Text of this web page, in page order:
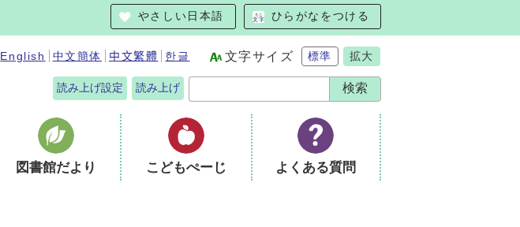
やさしい日本語 ひらがなをつける
English 中文簡体 中文繁體 한글 文字サイズ 標準 拡大
読み上げ
読み上げ設定
図書館だより こどもぺーじ よくある質問